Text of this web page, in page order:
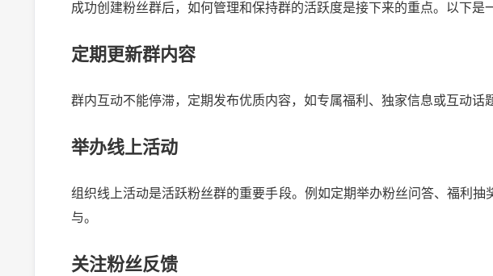
成功创建粉丝群后，如何管理和保持群的活跃度是接下来的重点。以下是
定期更新群内容
群内互动不能停滞，定期发布优质内容，如专属福利、独家信息或互动话
举办线上活动
组织线上活动是活跃粉丝群的重要手段。例如定期举办粉丝问答、福利
与。
关注粉丝反馈